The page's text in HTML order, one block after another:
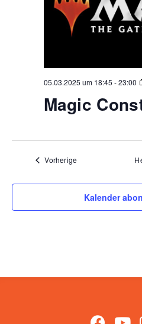
05.03.2025 um 18:45 -23:00
Magic
Vorherige
Kalender